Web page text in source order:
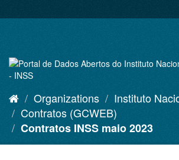
to
Organizations
Instituto
Contratos (GCWEB)
Contratos INSS maio 2023